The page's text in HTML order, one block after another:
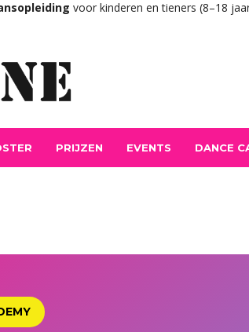
voor kinderen en tieners (8–18
PRIJZEN EVENTS DANCE